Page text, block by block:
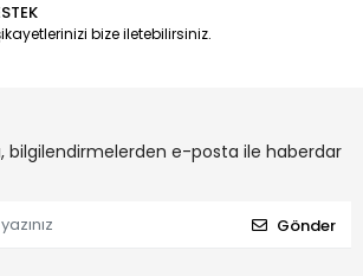
bize iletebilirsiniz.
bilgilendirmelerden e-posta ile haberdar
Gönder